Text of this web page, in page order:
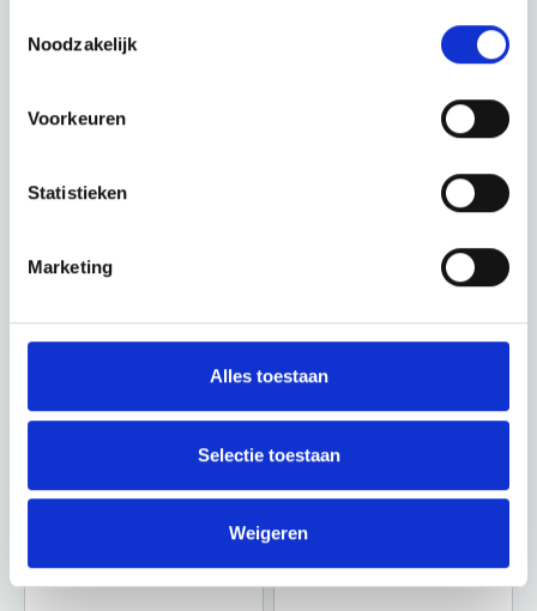
Noodzakelijk
Voorkeuren
Statistieken
Marketing
Alles toestaan
Selectie toestaan
Weigeren
Ontdek de rest van de regio! Bekijk de andere websites om te
zien wat deze prachtige omgeving nog meer te bieden heeft.